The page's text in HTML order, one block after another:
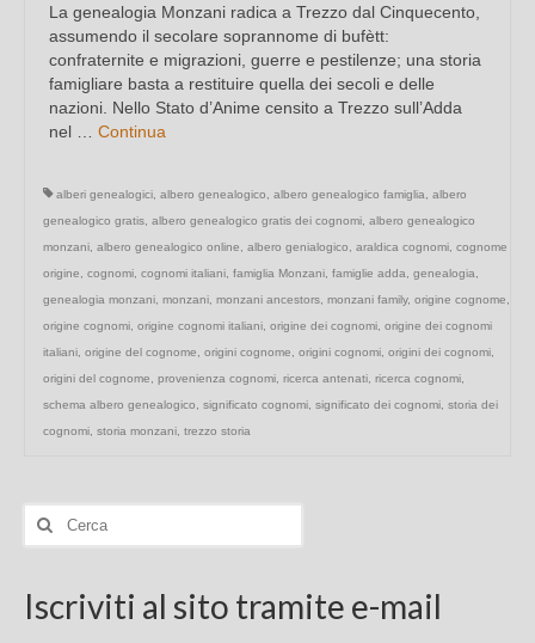
La genealogia Monzani radica a Trezzo dal Cinquecento,
assumendo il secolare soprannome di bufètt:
confraternite e migrazioni, guerre e pestilenze; una storia
famigliare basta a restituire quella dei secoli e delle
nazioni. Nello Stato d’Anime censito a Trezzo sull’Adda
nel … Continua
alberi genealogici albero genealogico albero genealogico famiglia
albero
genealogico gratis albero genealogico gratis dei cognomi albero genealogico
monzani albero genealogico online albero genialogico araldica cognomi cognome
origine
cognomi cognomi italiani famiglia Monzani famiglie adda genealogia
genealogia monzani monzani monzani ancestors monzani family, origine cognome
origine cognomi origine cognomi italiani origine dei cognomi origine dei cognomi
italiani origine del cognome origini cognome origini cognomi origini dei cognomi
origini del cognome
provenienza cognomi ricerca antenati ricerca cognomi
schema albero genealogico
significato cognomi significato dei cognomi storia dei
cognomi storia monzani trezzo storia
Cerca:
Iscriviti al sito tramite e-mail